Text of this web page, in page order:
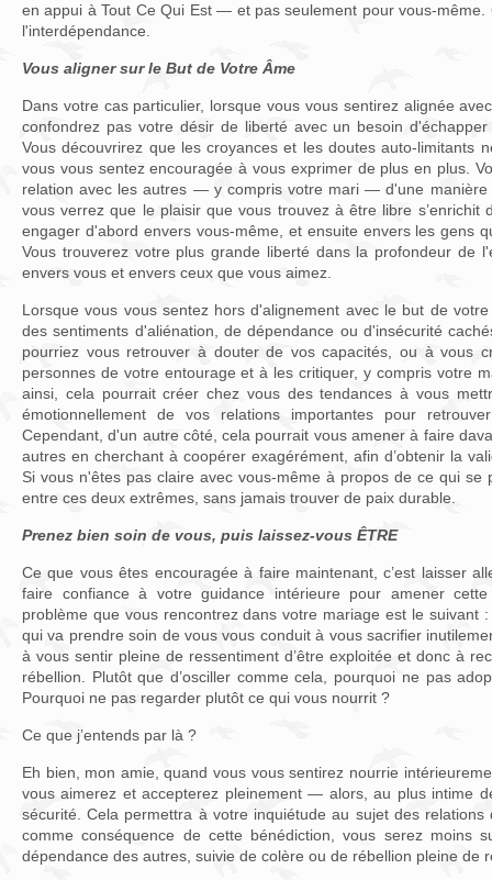
en appui à Tout Ce Qui Est — et pas seulement pour vous-
l'interdépendance.
Vous aligner sur le But de Votre Âme
Dans votre cas particulier, lorsque vous vous sentirez alignée
confondrez pas votre désir de liberté avec un besoin
Vous découvrirez que les croyances et les doutes auto-limitants
vous vous sentez encouragée à vous exprimer de plus en plus.
relation avec les autres — y compris votre mari — d'une manière
vous verrez que le plaisir que vous trouvez à être libre s’enrichit
engager d'abord envers vous-même, et ensuite envers les gens
Vous trouverez votre plus grande liberté dans la profondeur de
envers vous et envers ceux que vous aimez.
Lorsque vous vous sentez hors d'alignement avec le but de
des sentiments d'aliénation, de dépendance ou d'insécurité
pourriez vous retrouver à douter de vos capacités, ou à vous
personnes de votre entourage et à les critiquer, y compris votre
ainsi, cela pourrait créer chez vous des tendances à vous
émotionnellement de vos relations importantes pour
Cependant, d'un autre côté, cela pourrait vous amener à faire
autres en cherchant à coopérer exagérément, afin d’obtenir la
Si vous n'êtes pas claire avec vous-même à propos de ce qui se
entre ces deux extrêmes, sans jamais trouver de paix durable.
Prenez bien soin de vous, puis laissez-vous ÊTRE
Ce que vous êtes encouragée à faire maintenant, c’est laisser
faire confiance à votre guidance intérieure pour amener
problème que vous rencontrez dans votre mariage est le suivant
qui va prendre soin de vous vous conduit à vous sacrifier
à vous sentir pleine de ressentiment d’être exploitée et donc à
rébellion. Plutôt que d’osciller comme cela, pourquoi ne pas
Pourquoi ne pas regarder plutôt ce qui vous nourrit ?
Ce que j’entends par là ?
Eh bien, mon amie, quand vous vous sentirez nourrie
vous aimerez et accepterez pleinement — alors, au plus intime
sécurité. Cela permettra à votre inquiétude au sujet des relations
comme conséquence de cette bénédiction, vous serez moins
dépendance des autres, suivie de colère ou de rébellion pleine de